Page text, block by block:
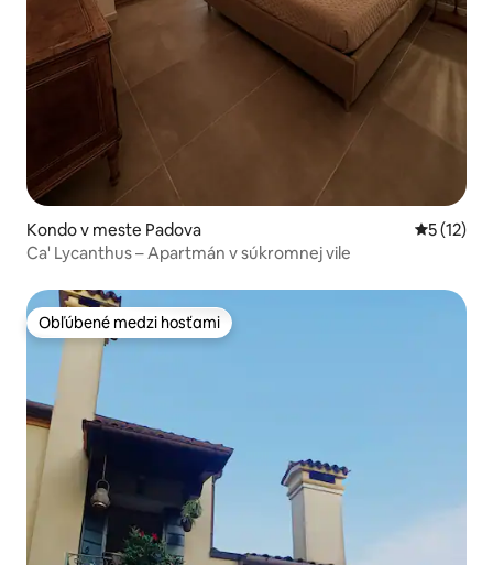
Kondo v meste Padova
5 (12)
Ca' Lycanthus – Apartmán v súkromnej vile
Obľúbené medzi hosťami
Obľúbené medzi hosťami